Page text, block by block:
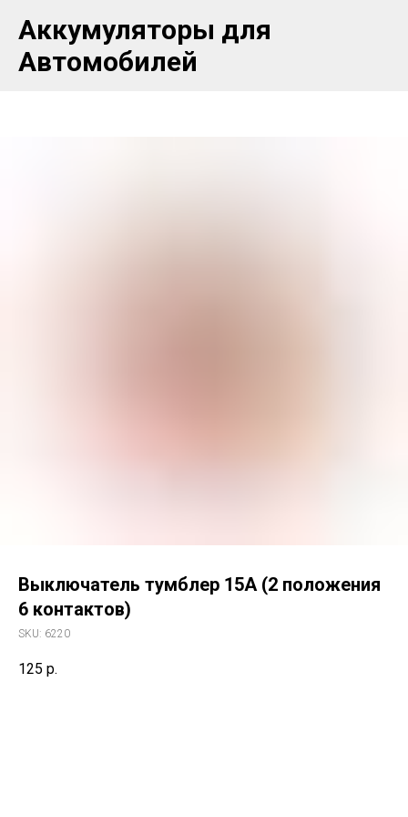
Аккумуляторы для
Автомобилей
Выключатель тумблер 15А (2 положения
6 контактов)
SKU: 6220
125 р.